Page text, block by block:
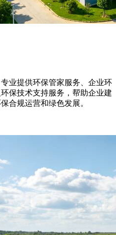
业提供环保管家服务、企业环
保技术支持服务，帮助企业建
合规运营和绿色发展。